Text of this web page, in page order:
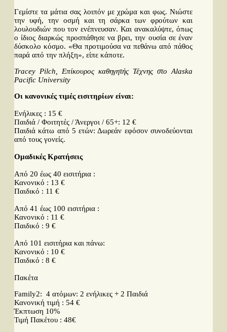
Γεμίστε τα μάτια σας λοιπόν με χρώμα και φως. Νιώστε
την υφή, την οσμή και τη σάρκα των φρούτων και
λουλουδιών που τον ενέπνευσαν. Και ανακαλύψτε, όπως
ο ίδιος διαρκώς προσπάθησε να βρει, την ουσία σε έναν
δύσκολο κόσμο. «Θα προτιμούσα να πεθάνω από πάθος
παρά από την πλήξη», είπε κάποτε.
Tracey Pilch, Επίκουρος καθηγητής Τέχνης στο Alaska
Pacific University
Οι κανονικές τιμές εισιτηρίων είναι:
Ενήλικες : 15 €
Παιδιά / Φοιτητές / Άνεργοι / 65+: 12 €
Παιδιά κάτω από 5 ετών: Δωρεάν εφόσον συνοδεύονται
από τους γονείς.
Ομαδικές Κρατήσεις
Από 20 έως 40 εισιτήρια :
Κανονικό : 13 €
Παιδικό : 11 €
Από 41 έως 100 εισιτήρια :
Κανονικό : 11 €
Παιδικό : 9 €
Από 101 εισιτήρια και πάνω:
Κανονικό : 10 €
Παιδικό : 8 €
Πακέτα
Family2: 4 ατόμων: 2 ενήλικες + 2 Παιδιά
Κανονική τιμή : 54 €
Έκπτωση 10%
Τιμή Πακέτου : 48€